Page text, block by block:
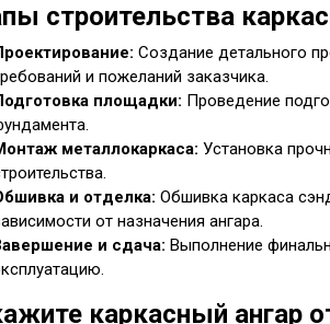
строительства
Создание детального
и пожеланий заказчика.
площадки: Проведение
металлокаркаса: Установка
и отделка: Обшивка каркаса
от назначения ангара.
и сдача: Выполнение
каркасный ангар